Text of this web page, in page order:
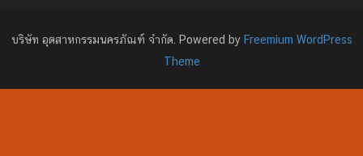
บริษัท อุตสาหกรรมนครภัณฑ์ จำกัด. Powered by Freemium WordPress
Theme